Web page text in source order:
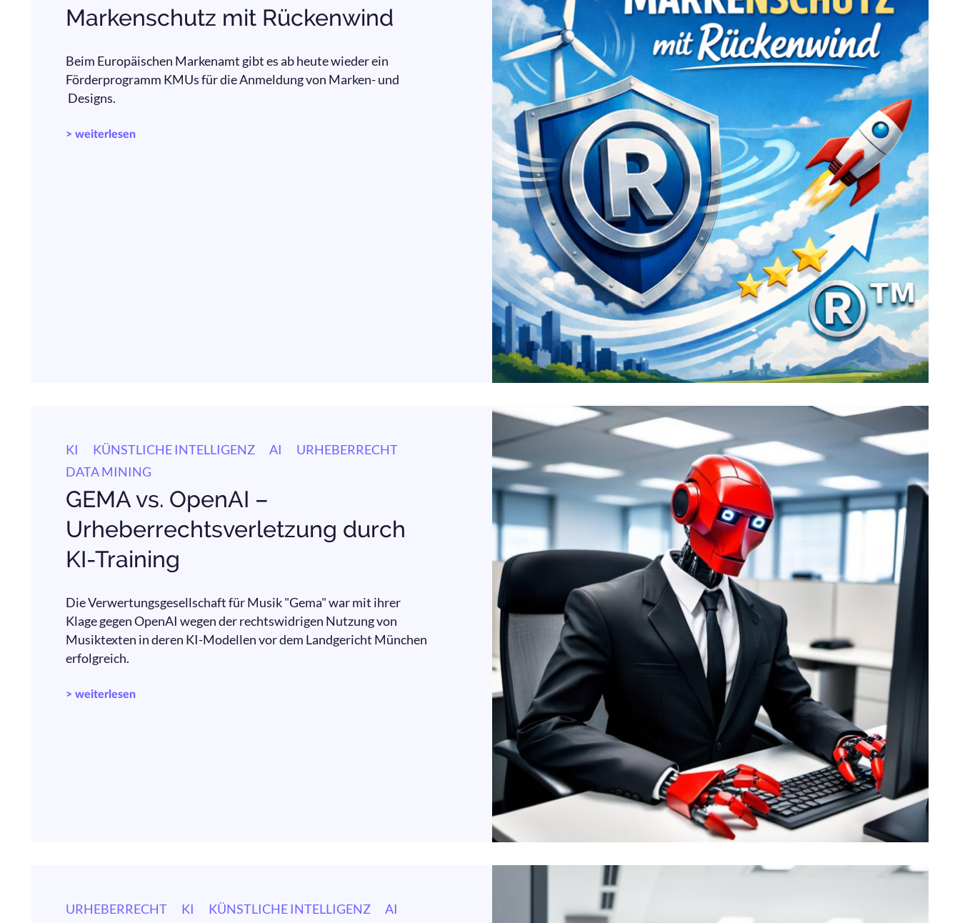
Markenschutz mit Rückenwind
Beim Europäischen Markenamt gibt es ab heute wieder ein
Förderprogramm KMUs für die Anmeldung von Marken- und
Designs.
> weiterlesen
KI KÜNSTLICHE INTELLIGENZ AI
URHEBERRECHT
DATA MINING
GEMA vs. OpenAI –
Urheberrechtsverletzung durch
KI-Training
Die Verwertungsgesellschaft für Musik "Gema" war mit ihrer
Klage gegen OpenAI wegen der rechtswidrigen Nutzung von
Musiktexten in deren KI-Modellen vor dem Landgericht München
erfolgreich.
> weiterlesen
URHEBERRECHT KI KÜNSTLICHE INTELLIGENZ AI